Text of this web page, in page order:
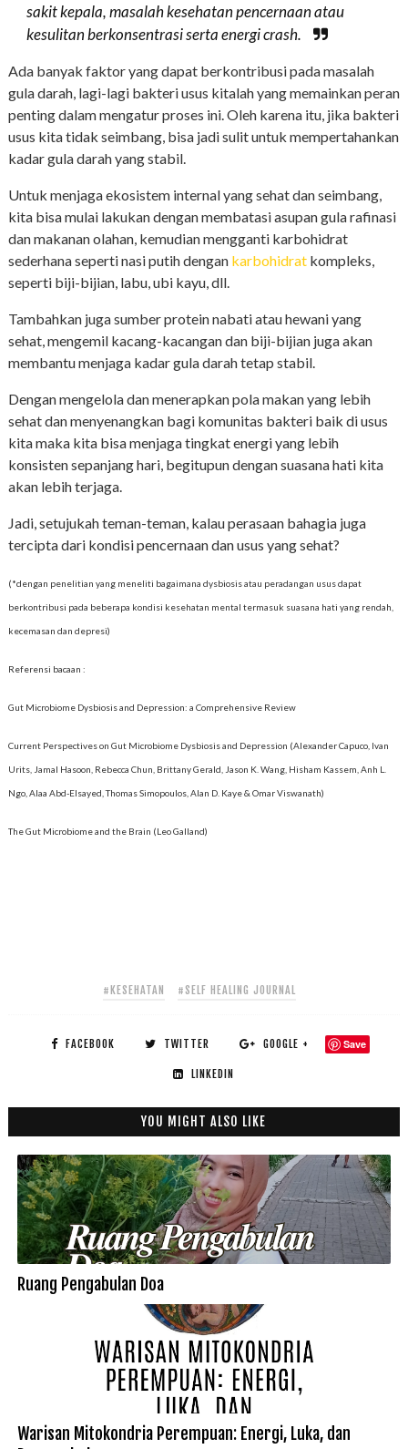
sakit kepala, masalah kesehatan pencernaan atau
kesulitan berkonsentrasi serta energicrash.
Ada banyak faktor yang dapat berkontribusi pada masalah
gula darah, lagi-lagi bakteri usus kitalah yang memainkan peran
penting dalam mengatur proses ini. Oleh karena itu, jika bakteri
usus kita tidak seimbang, bisa jadi sulit untuk mempertahankan
kadar gula darah yang stabil.
Untuk menjaga ekosistem internal yang sehat dan seimbang,
kita bisa mulai lakukan dengan membatasi asupan gula rafinasi
dan makanan olahan, kemudian mengganti karbohidrat
sederhana seperti nasi putih dengan karbohidratkompleks,
seperti biji-bijian, labu, ubi kayu, dll.
Tambahkan juga sumber protein nabati atau hewani yang
sehat, mengemil kacang-kacangan dan biji-bijian juga akan
membantu menjaga kadar gula darah tetap stabil.
Dengan mengelola dan menerapkan pola makan yang lebih
sehat dan menyenangkan bagi komunitas bakteri baik di usus
kita maka kita bisa menjaga tingkat energi yang lebih
konsisten sepanjang hari, begitupun dengan suasana hati kita
akan lebih terjaga.
Jadi, setujukah teman-teman, kalau perasaan bahagia juga
tercipta dari kondisi pencernaan dan usus yang sehat?
(*dengan penelitian yang meneliti bagaimana dysbiosis atau peradangan usus dapat
berkontribusi pada beberapa kondisi kesehatan mental termasuk suasana hati yang rendah,
kecemasan dan depresi)
Referensi bacaan :
Gut Microbiome Dysbiosis and Depression: a Comprehensive Review
Current Perspectives on Gut Microbiome Dysbiosis and Depression (Alexander Capuco, Ivan
Urits, Jamal Hasoon, Rebecca Chun, Brittany Gerald, Jason K. Wang, Hisham Kassem, Anh L.
Ngo, Alaa Abd-Elsayed, Thomas Simopoulos, Alan D. Kaye & Omar Viswanath)
The Gut Microbiome and the Brain (Leo Galland)
#KESEHATAN #SELF HEALING JOURNAL
FACEBOOK TWITTER GOOGLE + Save
LINKEDIN
YOU MIGHT ALSO LIKE
Ruang Pengabulan Doa
Warisan Mitokondria Perempuan: Energi, Luka, dan